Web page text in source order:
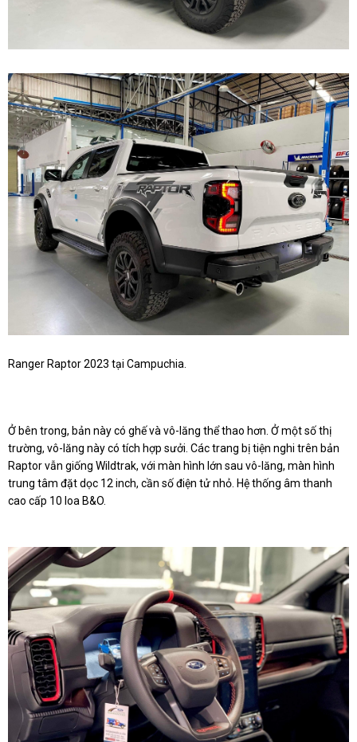
Ranger Raptor 2023 tại Campuchia.
Ở bên trong, bản này có ghế và vô-lăng thể thao hơn. Ở một số thị
trường, vô-lăng này có tích hợp sưởi. Các trang bị tiện nghi trên bản
Raptor vẫn giống Wildtrak, với màn hình lớn sau vô-lăng, màn hình
trung tâm đặt dọc 12 inch, cần số điện tử nhỏ. Hệ thống âm thanh
cao cấp 10 loa B&O.